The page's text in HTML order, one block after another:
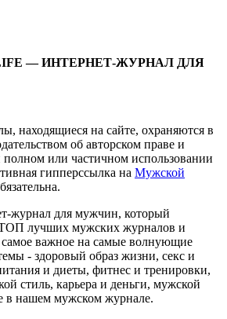
LIFE — ИНТЕРНЕТ-ЖУРНАЛ ДЛЯ
находящиеся на сайте, охраняются в
об авторском праве и
или частичном использовании
гипперссылка на Мужской
журнал для мужчин, который
ТОП лучших мужских журналов и
важное на самые волнующие
- здоровый образ жизни, секс и
и диеты, фитнес и тренировки,
стиль, карьера и деньги, мужской
в нашем мужском журнале.